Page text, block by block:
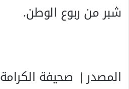
شبر من ربوع الوطن.
المصدر | صحيفة الكرامة